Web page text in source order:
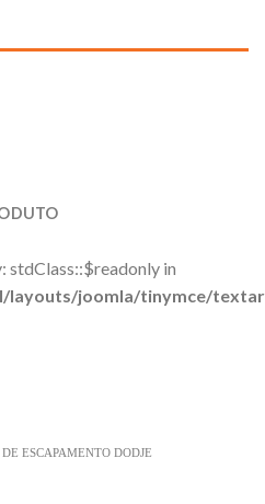
stdClass::$readonly in
layouts/joomla/tinymce/
ESCAPAMENTO DODJE